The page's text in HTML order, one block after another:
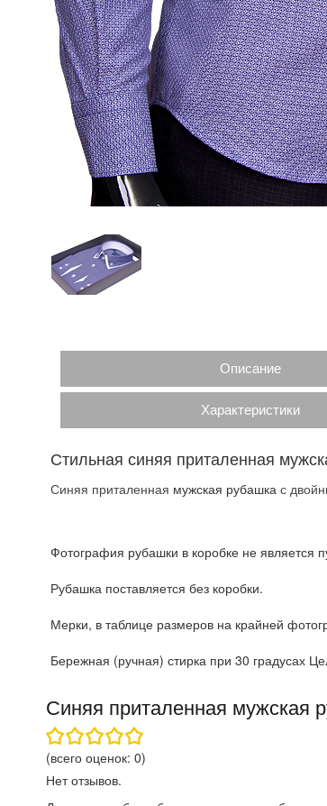
Описание
Характеристики
Стильная синяя приталенная
Синяя приталенная мужская рубашка с
Фотография рубашки в коробке не является
Рубашка поставляется без коробки.
Мерки, в таблице размеров на крайней
Бережная (ручная) стирка при 30 градусах
Синяя приталенная мужская
(всего оценок: 0)
Нет отзывов.